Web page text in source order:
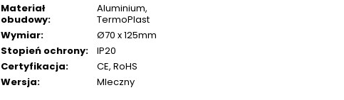
Materiał
obudowy:
Aluminium,
TermoPlast
Wymiar:
Ø70 x 125mm
Stopień ochrony:
IP20
Certyfikacja:
CE, RoHS
Wersja: Mleczny